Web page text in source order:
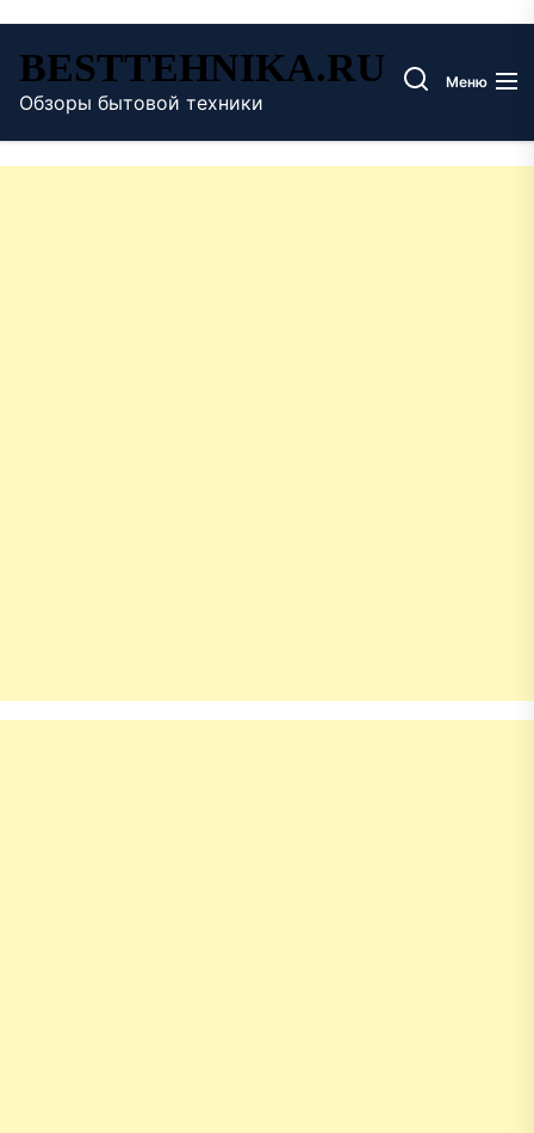
содержимому
BESTTEHNIKA.RU
Обзоры бытовой техники
Меню